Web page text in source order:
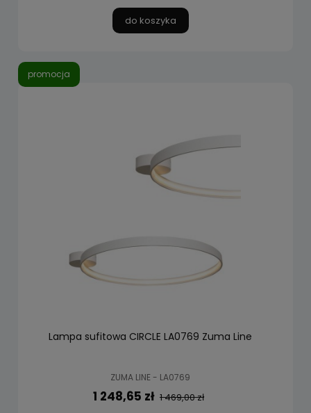
do koszyka
Lampa sufitowa CIRCLE LA0769 Zuma Line
ZUMA LINE - LA0769
1 248,65 zł 1 469,00 zł
promocja